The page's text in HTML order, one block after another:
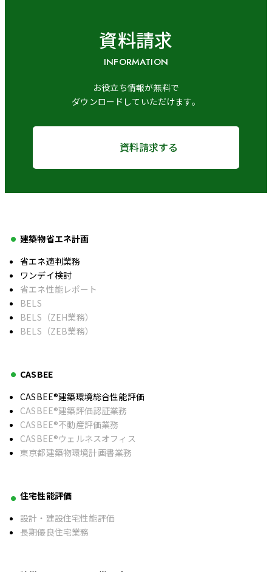
資料請求
INFORMATION
お役立ち情報が無料で
ダウンロードしていただけます。
資料請求する
建築物省エネ計画
省エネ適判業務
ワンデイ検討
省エネ性能レポート
BELS
BELS（ZEH業務）
BELS（ZEB業務）
CASBEE
CASBEE®建築環境総合性能評価
CASBEE®建築評価認証業務
CASBEE®不動産評価業務
CASBEE®ウェルネスオフィス
東京都建築物環境計画書業務
住宅性能評価
設計・建設住宅性能評価
長期優良住宅業務